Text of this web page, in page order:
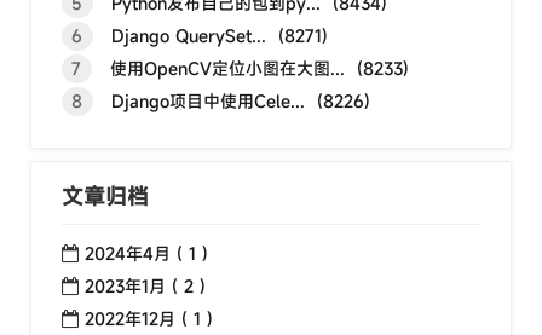
6
Django QuerySet... (8271)
7
使用OpenCV定位小图在大图... (8233)
8
Django项目中使用Cele... (8226)
文章归档
2024年4月 ( 1 )
2023年1月 ( 2 )
2022年12月 ( 1 )